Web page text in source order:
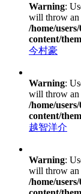
Warning:
will throw an
/home/
content/
今村豪
Warning:
will throw an
/home/
content/
越智洋介
Warning:
will throw an
/home/